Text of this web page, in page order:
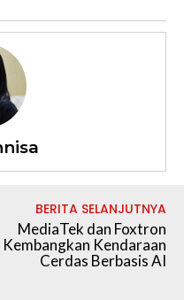
BERITA SELANJUTNYA
MediaTek dan Foxtron
Kembangkan Kendaraan
Cerdas Berbasis AI